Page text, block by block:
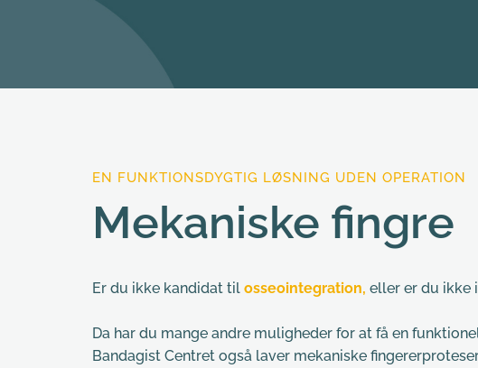
EN FUNKTIONSDYGTIG LØSNING UDEN OPERATION
Mekaniske fingre
Er du ikke kandidat til osseointegration, eller er du ikke
Da har du mange andre muligheder for at få en
Bandagist Centret også laver mekaniske